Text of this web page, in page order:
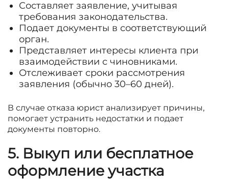
Составляет заявление, учитывая
требования законодательства.
Подает документы в соответствующий
орган.
Представляет интересы клиента при
взаимодействии с чиновниками.
Отслеживает сроки рассмотрения
заявления (обычно 30–60 дней).
В случае отказа юрист анализирует причины,
помогает устранить недостатки и подает
документы повторно.
5. Выкуп или бесплатное
оформление участка